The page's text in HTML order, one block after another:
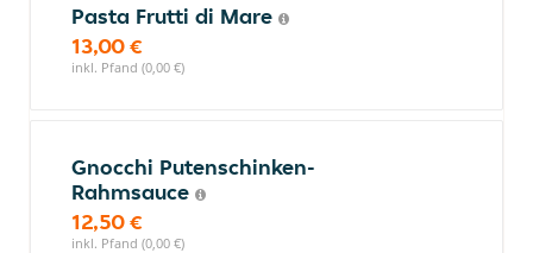
Pasta Frutti di Mare
13,00 €
inkl. Pfand (0,00 €)
Gnocchi Putenschinken-
Rahmsauce
12,50 €
inkl. Pfand (0,00 €)